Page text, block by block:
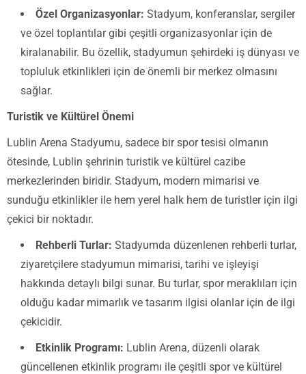
Özel Organizasyonlar: Stadyum, konferanslar, sergiler
ve özel toplantılar gibi çeşitli organizasyonlar için de
kiralanabilir. Bu özellik, stadyumun şehirdeki iş dünyası ve
topluluk etkinlikleri için de önemli bir merkez olmasını
sağlar.
Turistik ve Kültürel Önemi
Lublin Arena Stadyumu, sadece bir spor tesisi olmanın
ötesinde, Lublin şehrinin turistik ve kültürel cazibe
merkezlerinden biridir. Stadyum, modern mimarisi ve
sunduğu etkinlikler ile hem yerel halk hem de turistler için ilgi
çekici bir noktadır.
Rehberli Turlar: Stadyumda düzenlenen rehberli turlar,
ziyaretçilere stadyumun mimarisi, tarihi ve işleyişi
hakkında detaylı bilgi sunar. Bu turlar, spor meraklıları için
olduğu kadar mimarlık ve tasarım ilgisi olanlar için de ilgi
çekicidir.
Etkinlik Programı: Lublin Arena, düzenli olarak
güncellenen etkinlik programı ile çeşitli spor ve kültürel